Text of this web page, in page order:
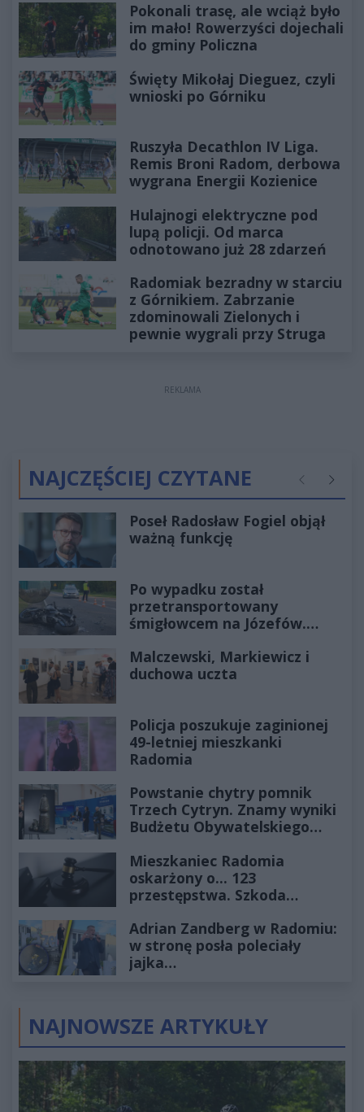
Pokonali trasę, ale wciąż było
im mało! Rowerzyści dojechali
do gminy Policzna
Święty Mikołaj Dieguez, czyli
wnioski po Górniku
Ruszyła Decathlon IV Liga.
Remis Broni Radom, derbowa
wygrana Energii Kozienice
Hulajnogi elektryczne pod
lupą policji. Od marca
odnotowano już 28 zdarzeń
Radomiak bezradny w starciu
z Górnikiem. Zabrzanie
zdominowali Zielonych i
pewnie wygrali przy Struga
REKLAMA
NAJCZĘŚCIEJ CZYTANE Poprzednie
Poseł Radosław Fogiel objął
ważną funkcję
Po wypadku został
przetransportowany
śmigłowcem na Józefów.
Malczewski, Markiewicz i
duchowa uczta
Policja poszukuje zaginionej
49-letniej mieszkanki
Radomia
Powstanie chytry pomnik
Trzech Cytryn. Znamy wyniki
Budżetu Obywatelskiego
Mieszkaniec Radomia
oskarżony o... 123
przestępstwa. Szkoda
złotych
Adrian Zandberg w Radomiu:
w stronę posła poleciały
jajka…
NAJNOWSZE ARTYKUŁY